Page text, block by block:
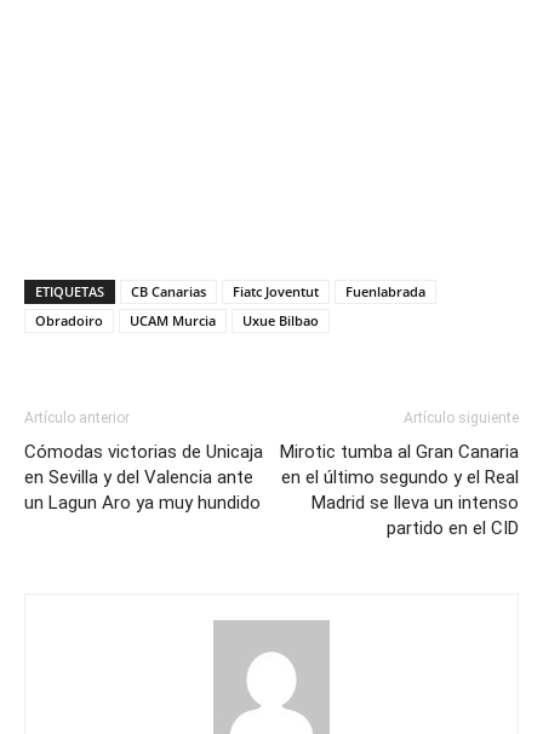
ETIQUETAS CB Canarias Fiatc Joventut
Fuenlabrada
Obradoiro
UCAM Murcia Uxue Bilbao
Artículo anterior
Cómodas victorias de Unicaja
en Sevilla y del Valencia ante
un Lagun Aro ya muy hundido
Artículo siguiente
Mirotic tumba al Gran Canaria
en el último segundo y el Real
Madrid se lleva un intenso
partido en el CID